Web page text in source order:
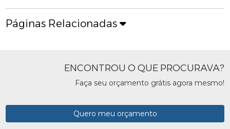
Páginas Relacionadas
ENCONTROU O QUE PROCURAVA?
Faça seu orçamento grátis agora mesmo!
Quero meu orçamento